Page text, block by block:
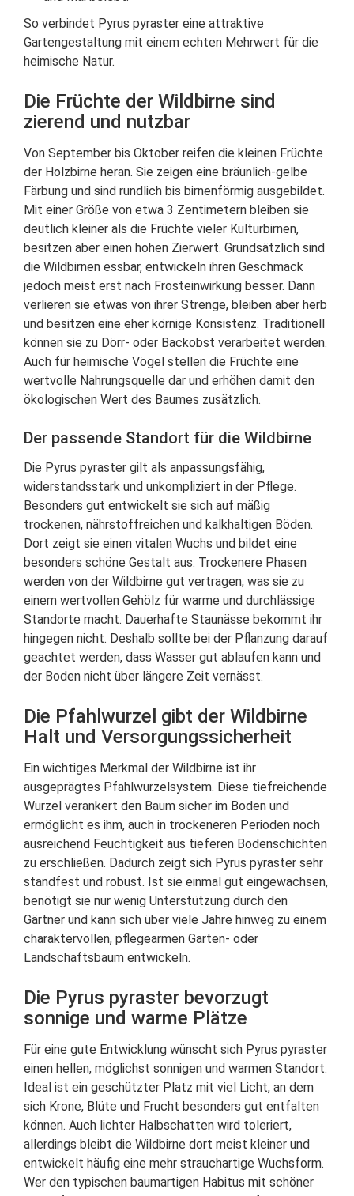
So verbindet Pyrus pyraster eine attraktive
Gartengestaltung mit einem echten Mehrwert für die
heimische Natur.
Die Früchte der Wildbirne sind
zierend und nutzbar
Von September bis Oktober reifen die kleinen Früchte
der Holzbirne heran. Sie zeigen eine bräunlich-gelbe
Färbung und sind rundlich bis birnenförmig ausgebildet.
Mit einer Größe von etwa 3 Zentimetern bleiben sie
deutlich kleiner als die Früchte vieler Kulturbirnen,
besitzen aber einen hohen Zierwert. Grundsätzlich sind
die Wildbirnen essbar, entwickeln ihren Geschmack
jedoch meist erst nach Frosteinwirkung besser. Dann
verlieren sie etwas von ihrer Strenge, bleiben aber herb
und besitzen eine eher körnige Konsistenz. Traditionell
können sie zu Dörr- oder Backobst verarbeitet werden.
Auch für heimische Vögel stellen die Früchte eine
wertvolle Nahrungsquelle dar und erhöhen damit den
ökologischen Wert des Baumes zusätzlich.
Der passende Standort für die Wildbirne
Die Pyrus pyraster gilt als anpassungsfähig,
widerstandsstark und unkompliziert in der Pflege.
Besonders gut entwickelt sie sich auf mäßig
trockenen, nährstoffreichen und kalkhaltigen Böden.
Dort zeigt sie einen vitalen Wuchs und bildet eine
besonders schöne Gestalt aus. Trockenere Phasen
werden von der Wildbirne gut vertragen, was sie zu
einem wertvollen Gehölz für warme und durchlässige
Standorte macht. Dauerhafte Staunässe bekommt ihr
hingegen nicht. Deshalb sollte bei der Pflanzung darauf
geachtet werden, dass Wasser gut ablaufen kann und
der Boden nicht über längere Zeit vernässt.
Die Pfahlwurzel gibt der Wildbirne
Halt und Versorgungssicherheit
Ein wichtiges Merkmal der Wildbirne ist ihr
ausgeprägtes Pfahlwurzelsystem. Diese tiefreichende
Wurzel verankert den Baum sicher im Boden und
ermöglicht es ihm, auch in trockeneren Perioden noch
ausreichend Feuchtigkeit aus tieferen Bodenschichten
zu erschließen. Dadurch zeigt sich Pyrus pyraster sehr
standfest und robust. Ist sie einmal gut eingewachsen,
benötigt sie nur wenig Unterstützung durch den
Gärtner und kann sich über viele Jahre hinweg zu einem
charaktervollen, pflegearmen Garten- oder
Landschaftsbaum entwickeln.
Die Pyrus pyraster bevorzugt
sonnige und warme Plätze
Für eine gute Entwicklung wünscht sich Pyrus pyraster
einen hellen, möglichst sonnigen und warmen Standort.
Ideal ist ein geschützter Platz mit viel Licht, an dem
sich Krone, Blüte und Frucht besonders gut entfalten
können. Auch lichter Halbschatten wird toleriert,
allerdings bleibt die Wildbirne dort meist kleiner und
entwickelt häufig eine mehr strauchartige Wuchsform.
Wer den typischen baumartigen Habitus mit schöner